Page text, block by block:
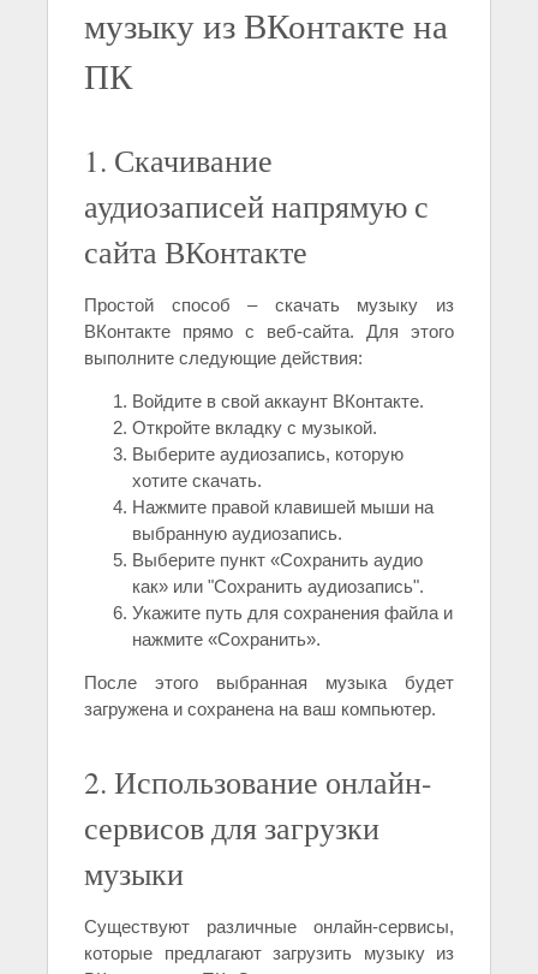
музыку из ВКонтакте на
ПК
1. Скачивание
аудиозаписей напрямую с
сайта ВКонтакте
Простой способ – скачать музыку из
ВКонтакте прямо с веб-сайта. Для этого
выполните следующие действия:
Войдите в свой аккаунт ВКонтакте.
Откройте вкладку с музыкой.
Выберите аудиозапись, которую
хотите скачать.
Нажмите правой клавишей мыши на
выбранную аудиозапись.
Выберите пункт «Сохранить аудио
как» или "Сохранить аудиозапись".
Укажите путь для сохранения файла и
нажмите «Сохранить».
После этого выбранная музыка будет
загружена и сохранена на ваш компьютер.
2. Использование онлайн-
сервисов для загрузки
музыки
Существуют различные онлайн-сервисы,
которые предлагают загрузить музыку из